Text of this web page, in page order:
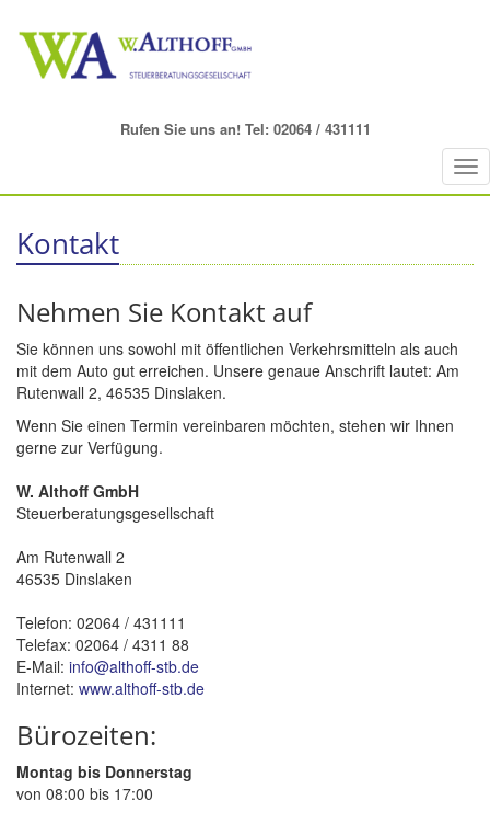
Rufen Sie uns an! Tel: 02064 / 431111
Kontakt
Nehmen Sie Kontakt auf
Sie können uns sowohl mit öffentlichen Verkehrsmitteln als auch
mit dem Auto gut erreichen. Unsere genaue Anschrift lautet: Am
Rutenwall 2, 46535 Dinslaken.
Wenn Sie einen Termin vereinbaren möchten, stehen wir Ihnen
gerne zur Verfügung.
W. Althoff GmbH
Steuerberatungsgesellschaft
Am Rutenwall 2
46535 Dinslaken
Telefon: 02064 / 431111
Telefax: 02064 / 4311 88
E-Mail: info@althoff-stb.de
Internet: www.althoff-stb.de
Bürozeiten:
Montag bis Donnerstag
von 08:00 bis 17:00